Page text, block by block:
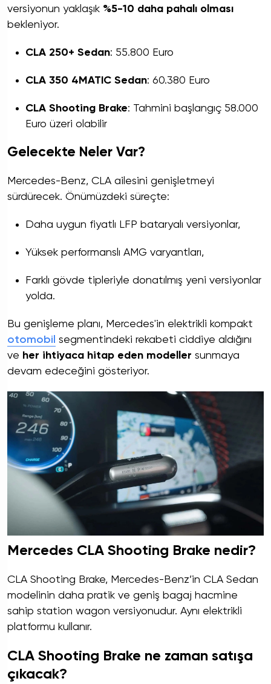
versiyonun yaklaşık %5-10 daha pahalı olması
bekleniyor.
CLA 250+ Sedan: 55.800 Euro
CLA 350 4MATIC Sedan: 60.380 Euro
CLA Shooting Brake: Tahmini başlangıç 58.000
Euro üzeri olabilir
Gelecekte Neler Var?
Mercedes-Benz, CLA ailesini genişletmeyi
sürdürecek. Önümüzdeki süreçte:
Daha uygun fiyatlı LFP bataryalı versiyonlar,
Yüksek performanslı AMG varyantları,
Farklı gövde tipleriyle donatılmış yeni versiyonlar
yolda.
Bu genişleme planı, Mercedes'in elektrikli kompakt
otomobil segmentindeki rekabeti ciddiye aldığını
ve her ihtiyaca hitap eden modeller sunmaya
devam edeceğini gösteriyor.
Mercedes CLA Shooting Brake nedir?
CLA Shooting Brake, Mercedes-Benz’in CLA Sedan
modelinin daha pratik ve geniş bagaj hacmine
sahip station wagon versiyonudur. Aynı elektrikli
platformu kullanır.
CLA Shooting Brake ne zaman satışa
çıkacak?